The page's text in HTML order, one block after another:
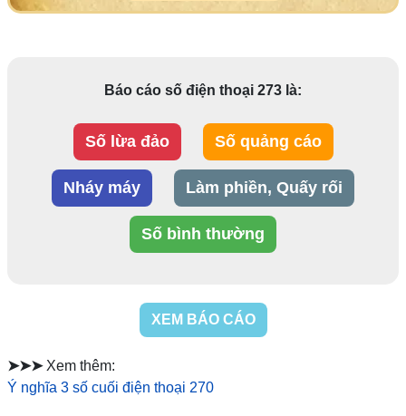
Báo cáo số điện thoại 273 là:
Số lừa đảo Số quảng cáo
Nháy máy Làm phiền, Quấy rối
Số bình thường
XEM BÁO CÁO
➤➤➤ Xem thêm:
Ý nghĩa 3 số cuối điện thoại 270